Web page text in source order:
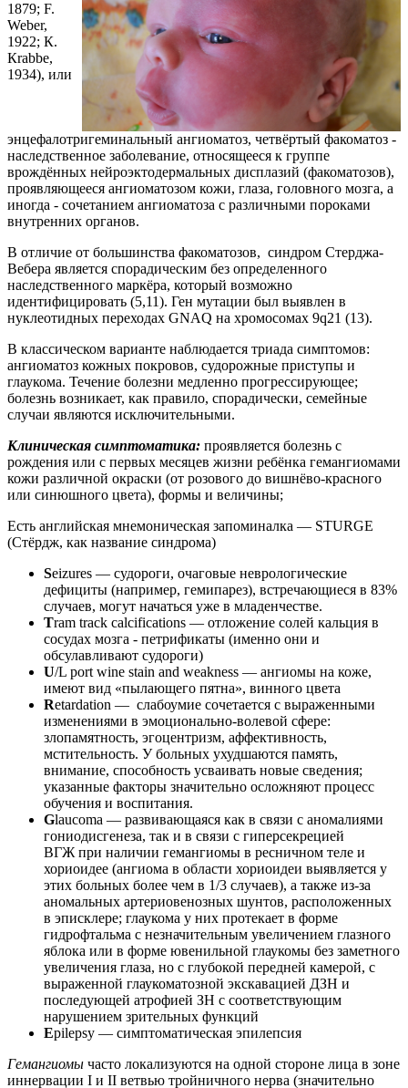
1879; F.
Weber,
1922; К.
Кrabbe,
1934), или
энцефалотригеминальный ангиоматоз, четвёртый факоматоз -
наследственное заболевание, относящееся к группе
врождённых нейроэктодермальных дисплазий (факоматозов),
проявляющееся ангиоматозом кожи, глаза, головного мозга, а
иногда - сочетанием ангиоматоза с различными пороками
внутренних органов.
В отличие от большинства факоматозов, синдром Стерджа-
Вебера является спорадическим без определенного
наследственного маркёра, который возможно
идентифицировать (5,11). Ген мутации был выявлен в
нуклеотидных переходах GNAQ на хромосомах 9q21 (13).
В классическом варианте наблюдается триада симптомов:
ангиоматоз кожных покровов, судорожные приступы и
глаукома. Течение болезни медленно прогрессирующее;
болезнь возникает, как правило, спорадически, семейные
случаи являются исключительными.
Клиническая симптоматика: проявляется болезнь с
рождения или с первых месяцев жизни ребёнка гемангиомами
кожи различной окраски (от розового до вишнёво-красного
или синюшного цвета), формы и величины;
Есть английская мнемоническая запоминалка — STURGE
(Стёрдж, как название синдрома)
Seizures — судороги, очаговые неврологические
дефициты (например, гемипарез), встречающиеся в 83%
случаев, могут начаться уже в младенчестве.
Tram track calcifications — отложение солей кальция в
сосудах мозга - петрификаты (именно они и
обсулавливают судороги)
U/L port wine stain and weakness — ангиомы на коже,
имеют вид «пылающего пятна», винного цвета
Retardation — cлабоумие сочетается с выраженными
изменениями в эмоционально-волевой сфере:
злопамятность, эгоцентризм, аффективность,
мстительность. У больных ухудшаются память,
внимание, способность усваивать новые сведения;
указанные факторы значительно осложняют процесс
обучения и воспитания.
Glaucoma — развивающаяся как в связи с аномалиями
гониодисгенеза, так и в связи с гиперсекрецией
ВГЖ при наличии гемангиомы в ресничном теле и
хориоидее (ангиома в области хориоидеи выявляется у
этих больных более чем в 1/3 случаев), а также из-за
аномальных артериовенозных шунтов, расположенных
в эписклере; глаукома у них протекает в форме
гидрофтальма с незначительным увеличением глазного
яблока или в форме ювенильной глаукомы без заметного
увеличения глаза, но с глубокой передней камерой, с
выраженной глаукоматозной экскавацией ДЗН и
последующей атрофией ЗН с соответствующим
нарушением зрительных функций
Epilepsy — симптоматическая эпилепсия
Гемангиомы часто локализуются на одной стороне лица в зоне
иннервации I и II ветвью тройничного нерва (значительно